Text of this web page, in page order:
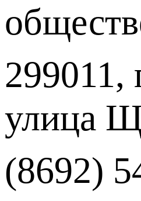
299011,
улица
(8692)